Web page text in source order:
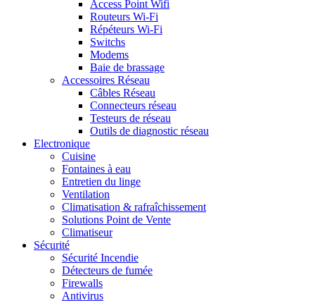
Access Point Wifi
Routeurs Wi-Fi
Répéteurs Wi-Fi
Switchs
Modems
Baie de brassage
Accessoires Réseau
Câbles Réseau
Connecteurs réseau
Testeurs de réseau
Outils de diagnostic réseau
Electronique
Cuisine
Fontaines à eau
Entretien du linge
Ventilation
Climatisation & rafraîchissement
Solutions Point de Vente
Climatiseur
Sécurité
Sécurité Incendie
Détecteurs de fumée
Firewalls
Antivirus